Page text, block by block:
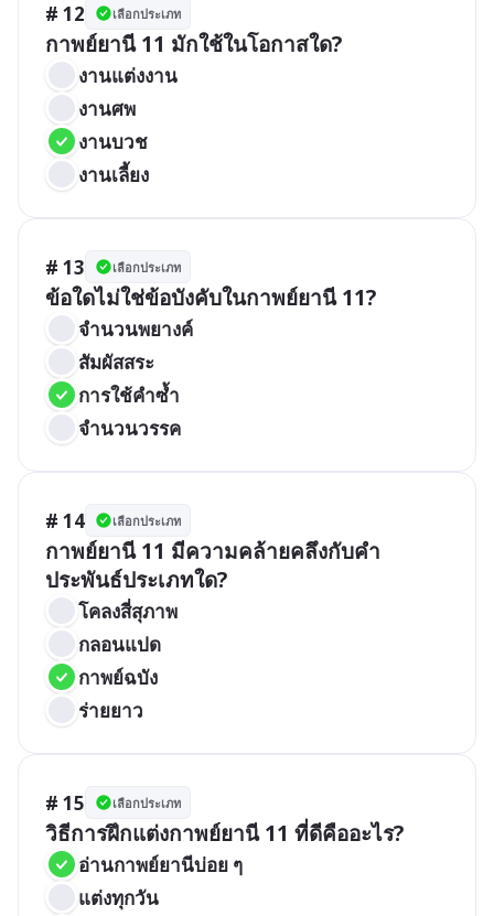
# 12 เลือกประเภท
กาพย์ยานี 11 มักใช้ในโอกาสใด?
งานแต่งงาน
งานศพ
งานบวช
งานเลี้ยง
# 13 เลือกประเภท
ข้อใดไม่ใช่ข้อบังคับในกาพย์ยานี 11?
จำนวนพยางค์
สัมผัสสระ
การใช้คำซ้ำ
จำนวนวรรค
# 14 เลือกประเภท
กาพย์ยานี 11 มีความคล้ายคลึงกับคำ
ประพันธ์ประเภทใด?
โคลงสี่สุภาพ
กลอนแปด
กาพย์ฉบัง
ร่ายยาว
# 15 เลือกประเภท
วิธีการฝึกแต่งกาพย์ยานี 11 ที่ดีคืออะไร?
อ่านกาพย์ยานีบ่อย ๆ
แต่งทุกวัน